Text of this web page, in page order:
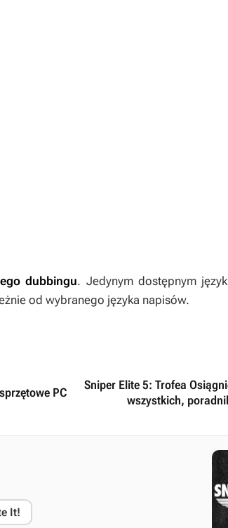
dubbingu. Jedynym dostępnym
od wybranego języka napisów.
PC
Sniper Elite 5: Trofea
wszystkich,
It!